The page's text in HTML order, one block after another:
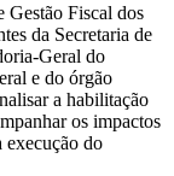
Gestão Fiscal dos
da Secretaria de
Geral do
e do órgão
a habilitação
os impactos
execução do